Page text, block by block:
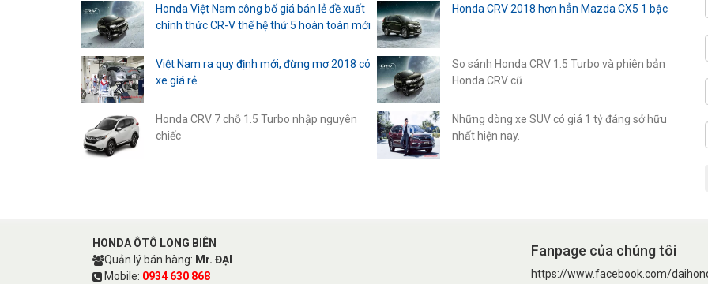
Honda Việt Nam công bố giá bán lẻ đề xuất
chính thức CR-V thế hệ thứ 5 hoàn toàn mới
Honda CRV 2018 hơn hẳn Mazda CX5 1 bậc
Việt Nam ra quy định mới, đừng mơ 2018 có
xe giá rẻ
So sánh Honda CRV 1.5 Turbo và phiên bản
Honda CRV cũ
Honda CRV 7 chỗ 1.5 Turbo nhập nguyên
chiếc
Những dòng xe SUV có giá 1 tỷ đáng sở hữu
nhất hiện nay.
HONDA ÔTÔ LONG BIÊN
Quản lý bán hàng: Mr. ĐẠI
Mobile: 0934 630 868
Fanpage của chúng tôi
https://www.facebook.com/